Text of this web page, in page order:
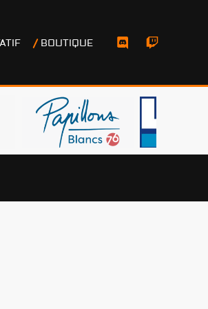
BOUTIQUE